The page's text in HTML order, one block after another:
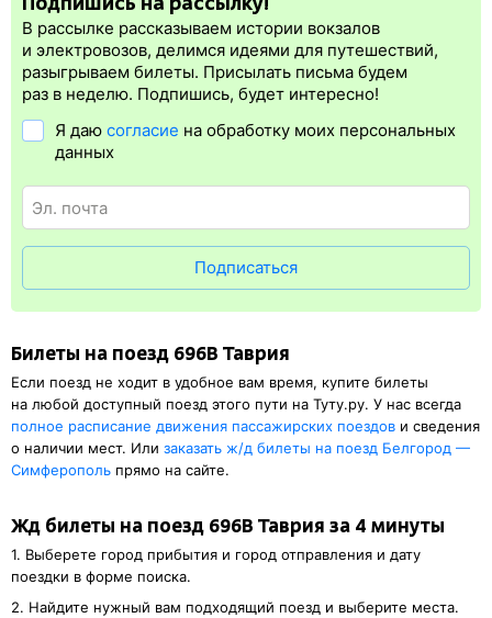
электронная регистрация.
Электронная регистрацияпроизводитсясразупосле оплаты
билета.Электронная регистрация— это опция, которая
упрощает жизнь пассажиру. Её бонус в том, что не нужно ехать
регистрация доступна почти для всех заказов,исключение
составляют поезда
в электронном жд билете. А в случае отсутствия электронной
В рассылке рассказываем истории вокзалов
и электровозов, делимся идеями для путешествий,
разыгрываем билеты. Присылать письма будем
раз в неделю. Подпишись, будет интересно!
Я даю согласие на обработку моих персональных
данных
Подписаться
Билеты на поезд 696В Таврия
Если поезд не ходит в удобное вам время, купите билеты
на любой доступный поезд этого пути на Туту.ру. У нас всегда
полное расписание движения пассажирских поездов и сведения
о наличии мест. Или заказать ж/д билеты на поезд Белгород —
Симферополь прямо на сайте.
Жд билеты на поезд 696В Таврия за 4 минуты
1. Выберете город прибытия и город отправления и дату
поездки в форме поиска.
2. Найдите нужный вам подходящий поезд и выберите места.